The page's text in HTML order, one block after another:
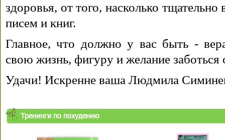
здоровья, от того, насколько
писем и книг.
Главное, что должно у вас быть -
свою жизнь, фигуру и желание заботься
Удачи! Искренне ваша Людмила
Тренинги по похудению